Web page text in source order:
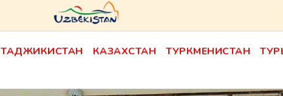
ТАДЖИКИСТАН КАЗАХСТАН ТУРКМЕНИСТАН